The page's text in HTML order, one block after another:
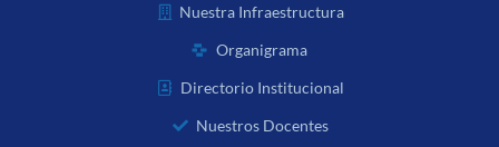
Nuestra Infraestructura
Organigrama
Directorio Institucional
Nuestros Docentes